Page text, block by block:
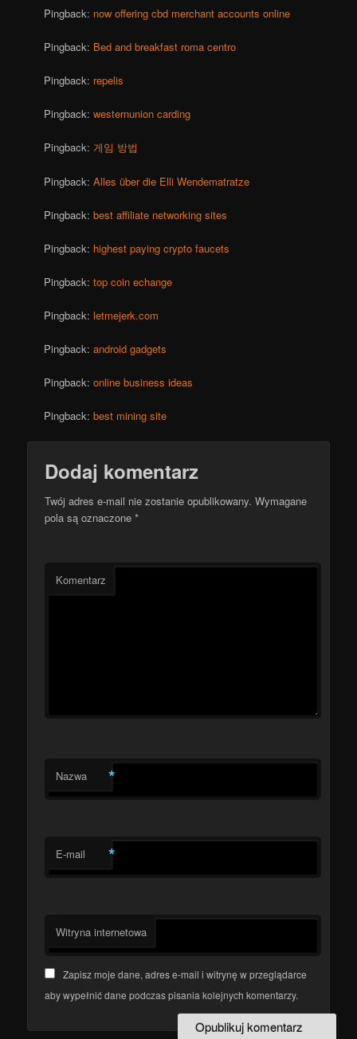
Pingback: now offering cbd merchant accounts online
Pingback: Bed and breakfast roma centro
Pingback: repelis
Pingback:westernunion carding
Pingback:게임 방법
Pingback:Alles über die Elli Wendematratze
Pingback:best affiliate networking sites
Pingback: highest paying crypto faucets
Pingback:top coin echange
Pingback:letmejerk.com
Pingback:android gadgets
Pingback:online business ideas
Pingback:best mining site
Dodaj komentarz
Twój adres e-mail nie zostanie opublikowany. Wymagane
pola są oznaczone*
Komentarz
Nazwa *
E-mail *
Witryna internetowa
Zapisz moje dane, adres e-mail i witrynę w przeglądarce
aby wypełnić dane podczas pisania kolejnych komentarzy.